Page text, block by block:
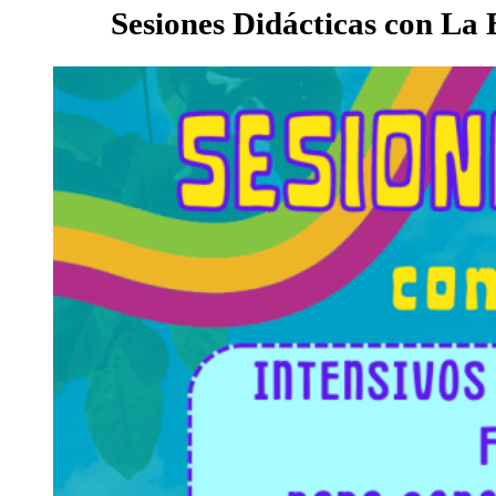
Sesiones Didácticas con